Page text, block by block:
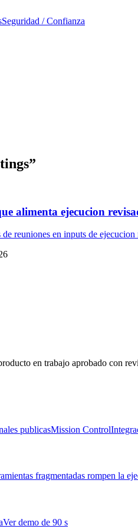
Seguridad / Confianza
”
alimenta ejecucion
reuniones en inputs de
en trabajo aprobado con
publicasMission Control
fragmentadas rompen la
Ver demo de 90 s